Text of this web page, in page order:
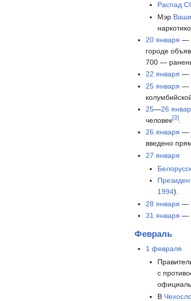
Распад
Мэр
20 января —
городе
700 —
22 января —
25 января —
25—26
человек[3]
26 января —
введено
27 января
1994).
28 января —
31 января —
Февраль
1 февраля
с
В